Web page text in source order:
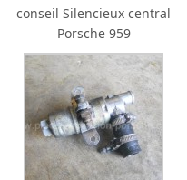
conseil Silencieux central
Porsche 959